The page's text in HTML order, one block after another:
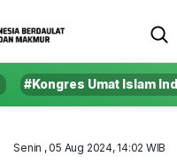
#Kongres Umat Islam
Senin , 05 Aug 2024, 14:02 WIB